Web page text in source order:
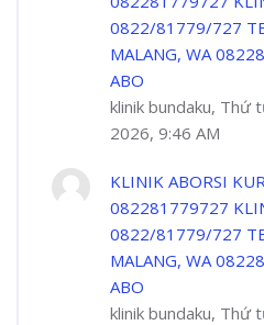
0822/81779/727
MALANG, WA
ABO
klinik bundaku, Thứ
2026, 9:46 AM
KLINIK ABORSI
082281779727
0822/81779/727
MALANG, WA
ABO
klinik bundaku, Thứ